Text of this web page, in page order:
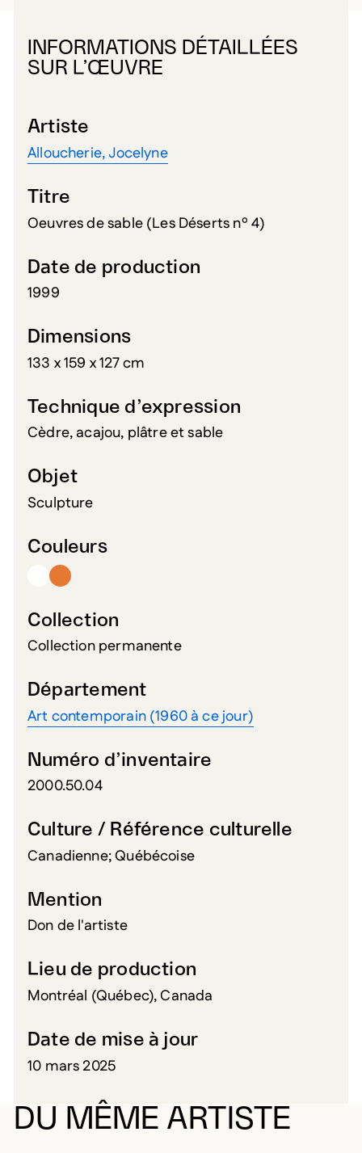
INFORMATIONS DÉTAILLÉES
SUR L’ŒUVRE
Artiste
Alloucherie, Jocelyne
Titre
Oeuvres de sable (Les Déserts nº 4)
Date de production
1999
Dimensions
133 x 159 x 127 cm
Technique d’expression
Cèdre, acajou, plâtre et sable
Objet
Sculpture
Couleurs
Collection
Collection permanente
Département
Art contemporain (1960 à ce jour)
Numéro d’inventaire
2000.50.04
Culture / Référence culturelle
Canadienne; Québécoise
Mention
Don de l'artiste
Lieu de production
Montréal (Québec), Canada
Date de mise à jour
10 mars 2025
DU MÊME ARTISTE